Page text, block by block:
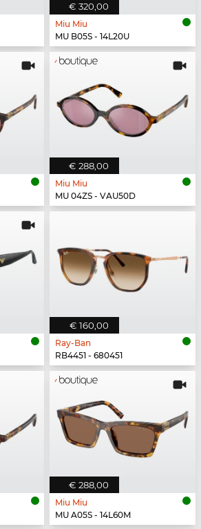
€ 320,00
Miu Miu
MU B05S - 14L20U
€ 288,00
Miu Miu
MU 04ZS - VAU50D
€ 160,00
Ray-Ban
RB4451 - 680451
€ 288,00
Miu Miu
MU A05S - 14L60M